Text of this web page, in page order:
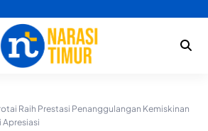
Raih Prestasi Penanggulangan Kemiskinan
Apresiasi